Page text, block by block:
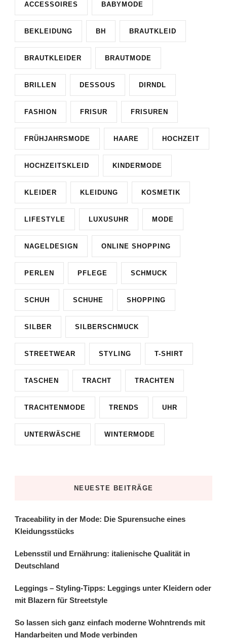
ACCESSOIRES BABYMODE
BEKLEIDUNG BH BRAUTKLEID
BRAUTKLEIDER BRAUTMODE
BRILLEN DESSOUS DIRNDL
FASHION FRISUR FRISUREN
FRÜHJAHRSMODE HAARE HOCHZEIT
HOCHZEITSKLEID KINDERMODE
KLEIDER KLEIDUNG KOSMETIK
LIFESTYLE LUXUSUHR MODE
NAGELDESIGN ONLINE SHOPPING
PERLEN PFLEGE SCHMUCK
SCHUH SCHUHE SHOPPING
SILBER SILBERSCHMUCK
STREETWEAR STYLING T-SHIRT
TASCHEN TRACHT TRACHTEN
TRACHTENMODE TRENDS UHR
UNTERWÄSCHE WINTERMODE
NEUESTE BEITRÄGE
Traceability in der Mode: Die Spurensuche eines
Kleidungsstücks
Lebensstil und Ernährung: italienische Qualität in
Deutschland
Leggings – Styling-Tipps: Leggings unter Kleidern oder
mit Blazern für Streetstyle
So lassen sich ganz einfach moderne Wohntrends mit
Handarbeiten und Mode verbinden